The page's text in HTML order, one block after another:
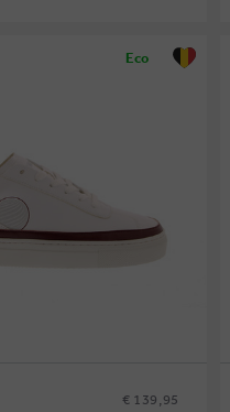
Eco
€ 139,95